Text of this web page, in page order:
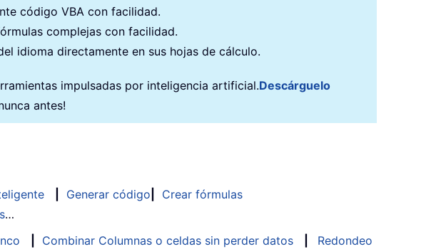
código VBA con facilidad.
complejas con facilidad.
idioma directamente en sus hojas de cálculo.
impulsadas por inteligencia artificial.Descárguelo
antes!
Generar código
Crear fórmulas
…
Combinar Columnas o celdas sin perder datos
Redondeo